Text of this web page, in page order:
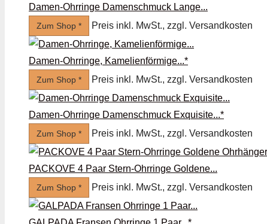
Damen-Ohrringe Damenschmuck Lange...
Zum Shop * Preis inkl. MwSt., zzgl. Versandkosten
Damen-Ohrringe, Kamelienförmige...*
Zum Shop * Preis inkl. MwSt., zzgl. Versandkosten
Damen-Ohrringe Damenschmuck Exquisite...*
Zum Shop * Preis inkl. MwSt., zzgl. Versandkosten
PACKOVE 4 Paar Stern-Ohrringe Goldene...
Zum Shop * Preis inkl. MwSt., zzgl. Versandkosten